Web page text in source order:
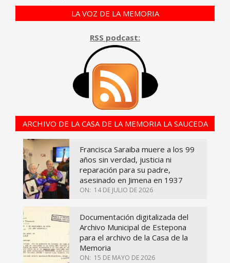
LA VOZ DE LA MEMORIA
RSS podcast:
ARCHIVO DE LA CASA DE LA MEMORIA LA SAUCEDA
Francisca Saraiba muere a los 99
años sin verdad, justicia ni
reparación para su padre,
asesinado en Jimena en 1937
ON: 14 DE JULIO DE 2026
Documentación digitalizada del
Archivo Municipal de Estepona
para el archivo de la Casa de la
Memoria
ON: 15 DE MAYO DE 2026